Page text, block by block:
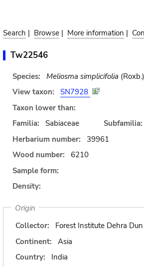
Search | Browse | More information |
Tw22546
Species: Meliosma simplicifolia
View taxon:
SN7928
Taxon lower than:
Familia:
Sabiaceae
Subfamilia:
Herbarium number:
39961
Wood number:
6210
Sample form:
Density:
Origin
Collector:
Forest Institute Dehra Dun
Continent:
Asia
Country:
India